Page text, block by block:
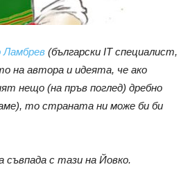
Ламбрев (български IT специалист,
на автора и идеята, че ако
нещо (на пръв поглед) дребно
то страната ни може би би
съвпада с тази на Йовко.